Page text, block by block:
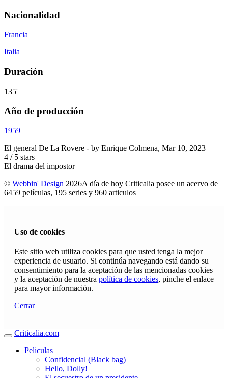
Nacionalidad
Francia
Italia
Duración
135'
Año de producción
1959
El general De La Rovere - by Enrique Colmena, Mar 10, 2023
4 / 5 stars
El drama del impostor
© Webbin' Design 2026A día de hoy Criticalia posee un acervo de
6459 películas, 195 series y 960 articulos
Uso de cookies
Este sitio web utiliza cookies para que usted tenga la mejor
experiencia de usuario. Si continúa navegando está dando su
consentimiento para la aceptación de las mencionadas cookies
y la aceptación de nuestra política de cookies, pinche el enlace
para mayor información.
Cerrar
Criticalia.com
Peliculas
Confidencial (Black bag)
Hello, Dolly!